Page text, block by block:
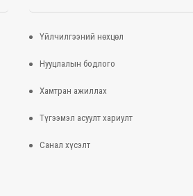
Үйлчилгээний нөхцөл
Нууцлалын бодлого
Хамтран ажиллах
Түгээмэл асуулт хариулт
Санал хүсэлт